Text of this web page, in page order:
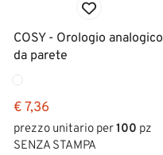
COSY - Orologio analogico
da parete
€ 7,36
prezzo unitario per100 pz
SENZA STAMPA